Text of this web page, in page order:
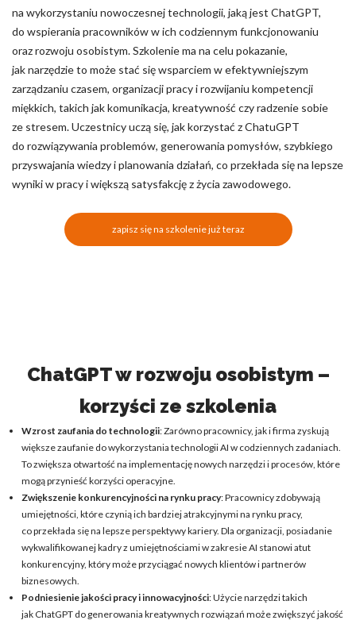
na wykorzystaniu nowoczesnej technologii, jaką jest ChatGPT,
do wspierania pracowników w ich codziennym funkcjonowaniu
oraz rozwoju osobistym. Szkolenie ma na celu pokazanie,
jak narzędzie to może stać się wsparciem w efektywniejszym
zarządzaniu czasem, organizacji pracy i rozwijaniu kompetencji
miękkich, takich jak komunikacja, kreatywność czy radzenie sobie
ze stresem. Uczestnicy uczą się, jak korzystać z ChatuGPT
do rozwiązywania problemów, generowania pomysłów, szybkiego
przyswajania wiedzy i planowania działań, co przekłada się na lepsze
wyniki w pracy i większą satysfakcję z życia zawodowego.
zapisz się na szkolenie już teraz
ChatGPT w rozwoju osobistym –
korzyści ze szkolenia
Wzrost zaufania do technologii: Zarówno pracownicy, jak i firma zyskują
większe zaufanie do wykorzystania technologii AI w codziennych zadaniach.
To zwiększa otwartość na implementację nowych narzędzi i procesów, które
mogą przynieść korzyści operacyjne.
Zwiększenie konkurencyjności na rynku pracy: Pracownicy zdobywają
umiejętności, które czynią ich bardziej atrakcyjnymi na rynku pracy,
co przekłada się na lepsze perspektywy kariery. Dla organizacji, posiadanie
wykwalifikowanej kadry z umiejętnościami w zakresie AI stanowi atut
konkurencyjny, który może przyciągać nowych klientów i partnerów
biznesowych.
Podniesienie jakości pracy i innowacyjności: Użycie narzędzi takich
jak ChatGPT do generowania kreatywnych rozwiązań może zwiększyć jakość